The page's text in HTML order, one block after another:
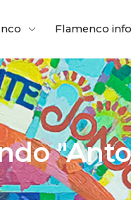
Flamenco info